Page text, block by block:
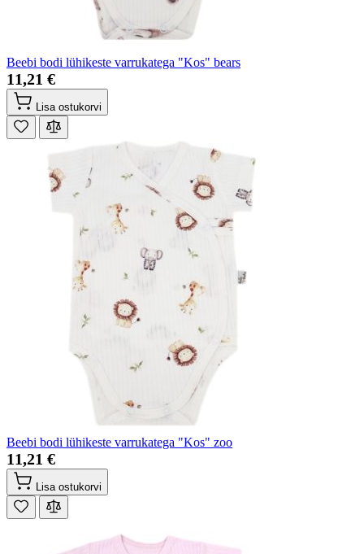
Beebi bodi lühikeste varrukatega "Kos" bears
11,21 €
Lisa ostukorvi
Beebi bodi lühikeste varrukatega "Kos" zoo
11,21 €
Lisa ostukorvi